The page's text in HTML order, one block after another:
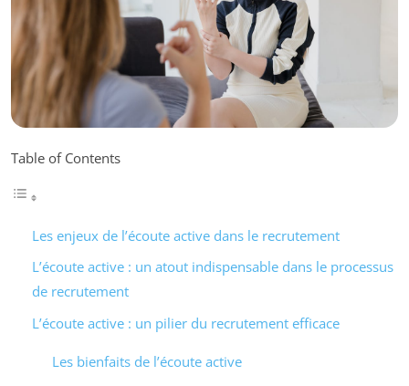
Table of Contents
Les enjeux de l’écoute active dans le recrutement
L’écoute active : un atout indispensable dans le processus
de recrutement
L’écoute active : un pilier du recrutement efficace
Les bienfaits de l’écoute active